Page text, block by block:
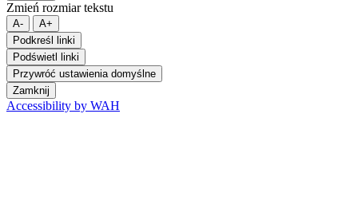
Zmień rozmiar tekstu
A-
A+
Podkreśl linki
Podświetl linki
Przywróć ustawienia domyślne
Zamknij
Accessibility by WAH